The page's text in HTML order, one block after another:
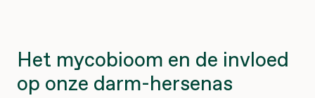
Het mycobioom en de invloed
op onze darm-hersenas